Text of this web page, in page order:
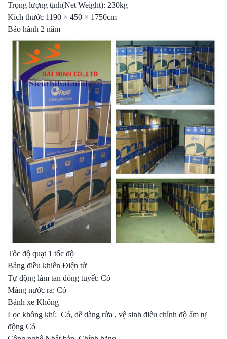
Trọng lượng tịnh(Net Weight): 230kg
Kích thước 1190 × 450 × 1750cm
Bảo hành 2 năm
Tốc độ quạt 1 tốc độ
Bảng điều khiển Điện tử
Tự động làm tan đóng tuyết: Có
Máng nước ra: Có
Bánh xe Không
Lọc không khí: Có, dễ dàng rửa , vệ sinh điều chỉnh độ ẩm tự
động Có